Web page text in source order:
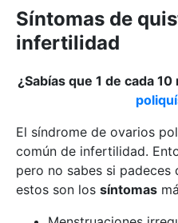
Síntomas de
infertilidad
¿Sabías que 1 de cada
El síndrome de ovarios
común de infertilidad.
pero no sabes si
estos son los síntomas